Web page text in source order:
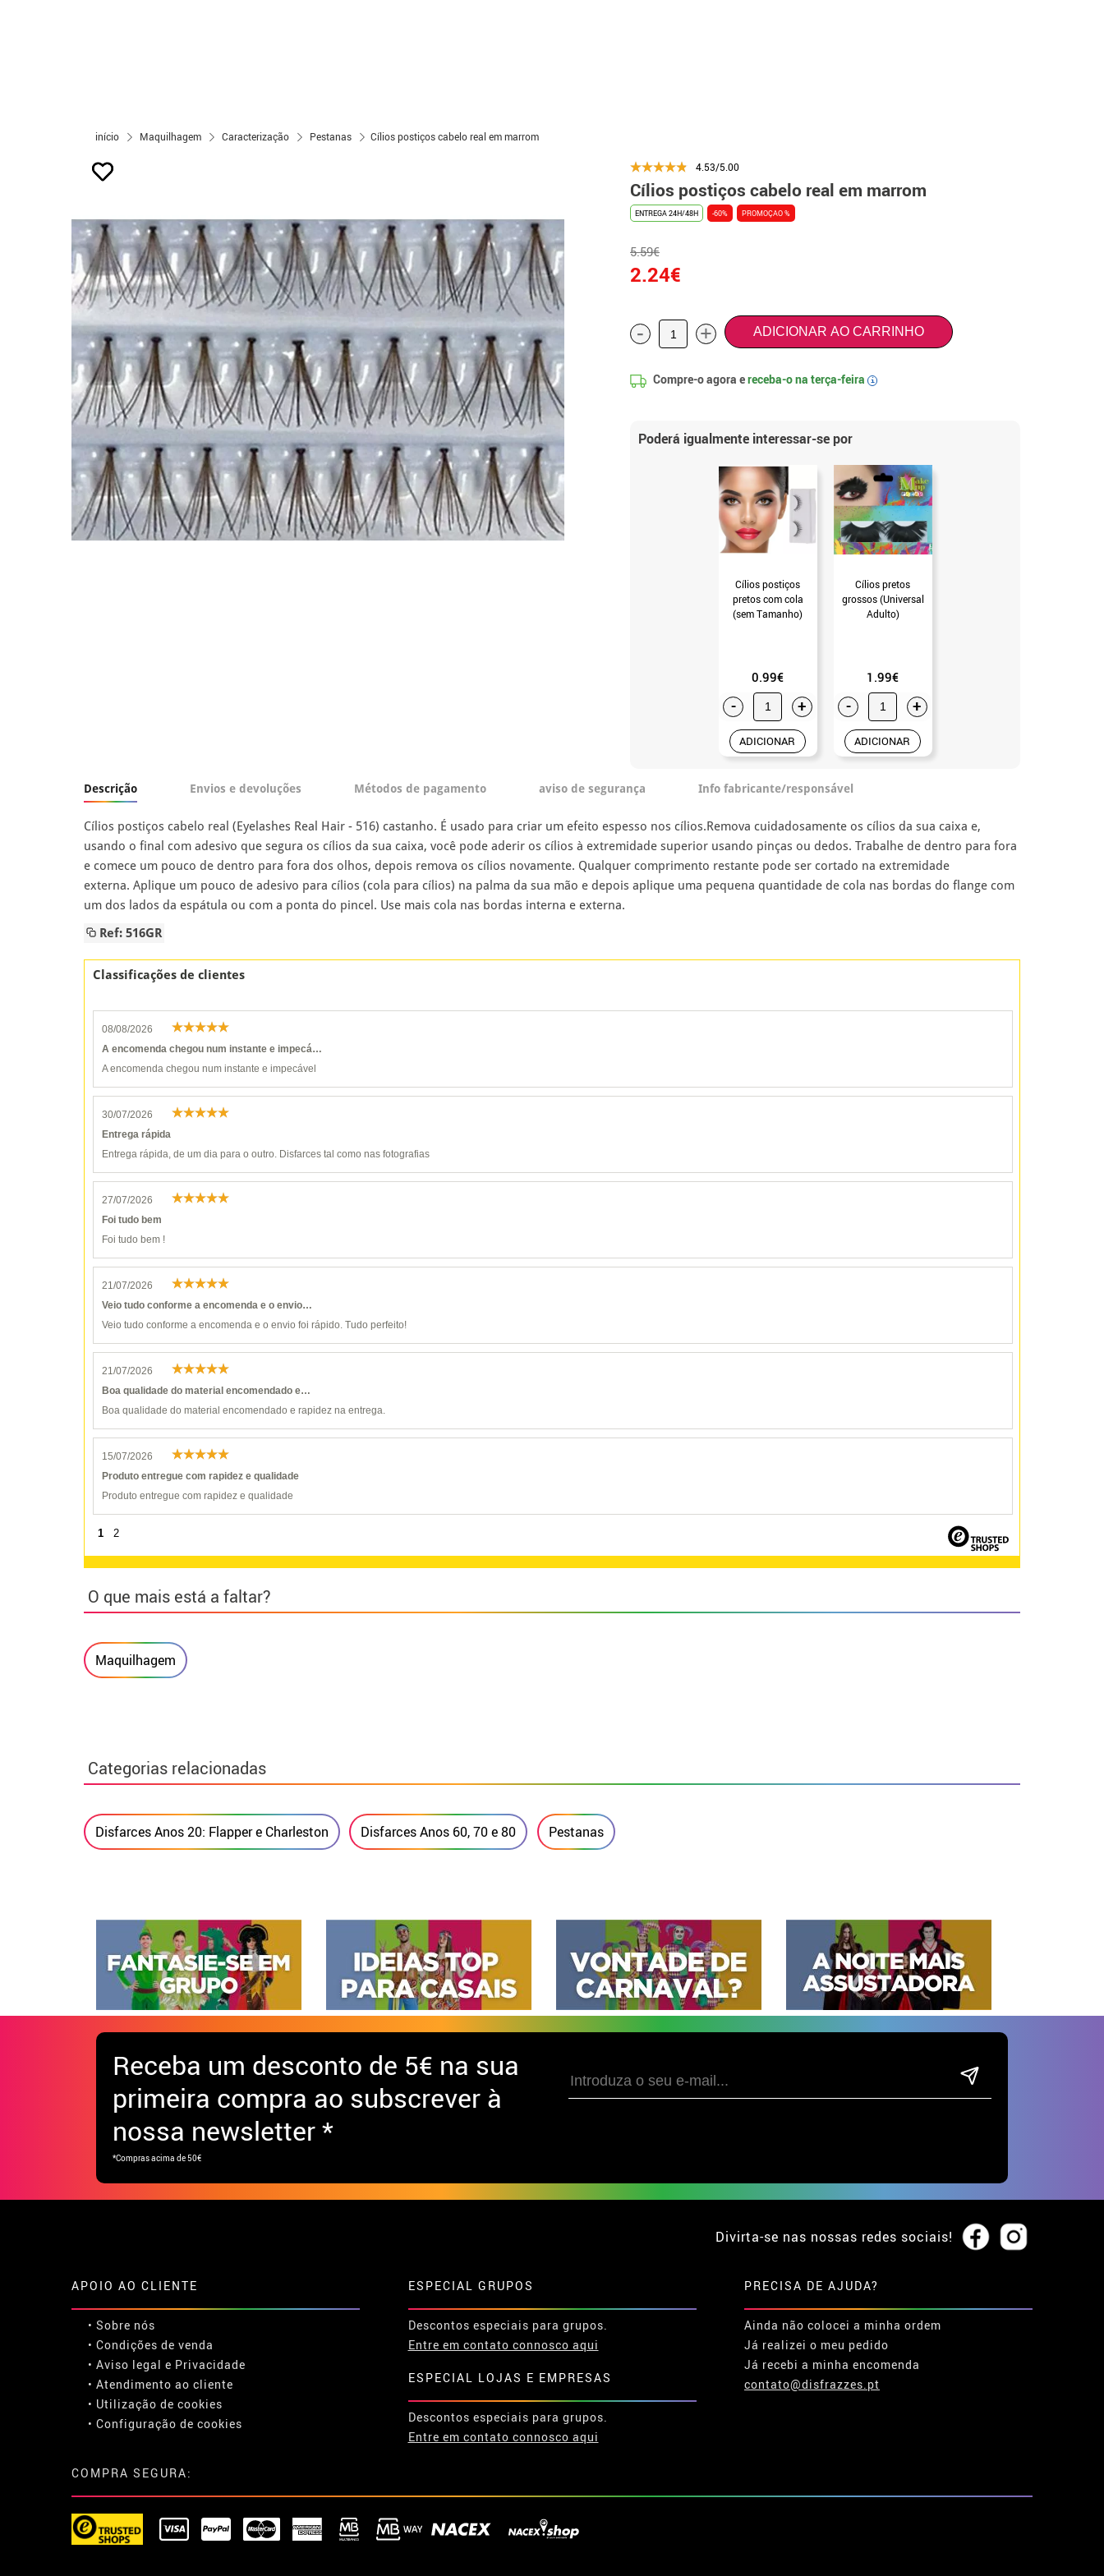
início Maquilhagem Caracterização Pestanas Cílios postiços cabelo real em marrom
4.53/5.00
Cílios postiços cabelo real em marrom
ENTREGA 24H/48H -60% PROMOÇAO %
5.59€
2.24€
- + ADICIONAR AO CARRINHO
Compre-o agora ereceba-o na terça-feira i
Poderá igualmente interessar-se por
Cílios postiços
pretos com cola
(sem Tamanho)
0.99€
- +
ADICIONAR
Cílios pretos
grossos (Universal
Adulto)
1.99€
- +
ADICIONAR
Descrição Envios e devoluções Métodos de pagamento aviso de segurança Info fabricante/responsável
Cílios postiços cabelo real (Eyelashes Real Hair - 516) castanho. É usado para criar um efeito espesso nos cílios.Remova cuidadosamente os cílios da sua caixa e,
usando o final com adesivo que segura os cílios da sua caixa, você pode aderir os cílios à extremidade superior usando pinças ou dedos. Trabalhe de dentro para fora
e comece um pouco de dentro para fora dos olhos, depois remova os cílios novamente. Qualquer comprimento restante pode ser cortado na extremidade
externa. Aplique um pouco de adesivo para cílios (cola para cílios) na palma da sua mão e depois aplique uma pequena quantidade de cola nas bordas do flange com
um dos lados da espátula ou com a ponta do pincel. Use mais cola nas bordas interna e externa.
Ref: 516GR
Classificações de clientes
08/08/2026
A encomenda chegou num instante e impecá…
A encomenda chegou num instante e impecável
30/07/2026
Entrega rápida
Entrega rápida, de um dia para o outro. Disfarces tal como nas fotografias
27/07/2026
Foi tudo bem
Foi tudo bem !
21/07/2026
Veio tudo conforme a encomenda e o envio…
Veio tudo conforme a encomenda e o envio foi rápido. Tudo perfeito!
21/07/2026
Boa qualidade do material encomendado e…
Boa qualidade do material encomendado e rapidez na entrega.
15/07/2026
Produto entregue com rapidez e qualidade
Produto entregue com rapidez e qualidade
1 2
O que mais está a faltar?
Maquilhagem
Categorias relacionadas
Disfarces Anos 20: Flapper e Charleston Disfarces Anos 60, 70 e 80 Pestanas
Receba um desconto de 5€ na sua
primeira compra ao subscrever à
nossa newsletter *
*Compras acima de 50€
Divirta-se nas nossas redes sociais!
APOIO AO CLIENTE
• Sobre nós
• Condições de venda
• Aviso legal e Privacidade
• Atendimento ao cliente
• Utilização de cookies
• Configuração de cookies
ESPECIAL GRUPOS
Descontos especiais para grupos.
Entre em contato connosco aqui
ESPECIAL LOJAS E EMPRESAS
Descontos especiais para grupos.
Entre em contato connosco aqui
PRECISA DE AJUDA?
Ainda não colocei a minha ordem
Já realizei o meu pedido
Já recebi a minha encomenda
contato@disfrazzes.pt
COMPRA SEGURA: